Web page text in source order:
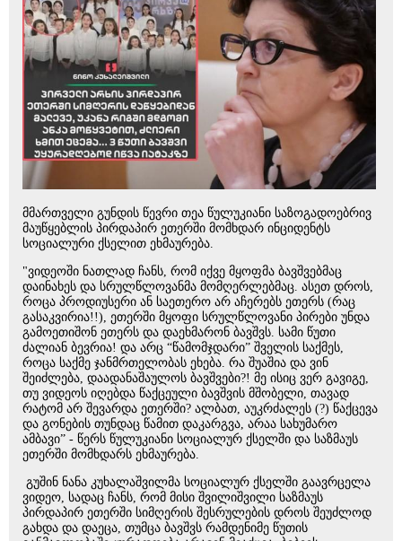
მმართველი გუნდის წევრი თეა წულუკიანი საზოგადოებრივ
მაუწყებლის პირდაპირ ეთერში მომხდარ ინციდენტს
სოციალური ქსელით ეხმაურება.
"ვიდეოში ნათლად ჩანს, რომ იქვე მყოფმა ბავშვებმაც
დაინახეს და სრულწლოვანმა მომღერლებმაც. ასეთ დროს,
როცა პროდიუსერი ან საეთერო არ აჩერებს ეთერს (რაც
გასაკვირია!!), ეთერში მყოფი სრულწლოვანი პირები უნდა
გამოეთიშონ ეთერს და დაეხმარონ ბავშვს. სამი წუთი
ძალიან ბევრია! და არც “წამომჯდარი” შველის საქმეს,
როცა საქმე ჯანმრთელობას ეხება. რა შუაშია და ვინ
შეიძლება, დაადანაშაულოს ბავშვები?! მე ისიც ვერ გავიგე,
თუ ვიდეოს იღებდა წაქცეული ბავშვის მშობელი, თავად
რატომ არ შევარდა ეთერში? ალბათ, აუკრძალეს (?) წაქცევა
და გონების თუნდაც წამით დაკარგვა, არაა სახუმარო
ამბავი” - წერს წულუკიანი სოციალურ ქსელში და საზმაუს
ეთერში მომხდარს ეხმაურება.
გუშინ ნანა კუხალაშვილმა სოციალურ ქსელში გაავრცელა
ვიდეო, სადაც ჩანს, რომ მისი შვილიშვილი საზმაუს
პირდაპირ ეთერში სიმღერის შესრულების დროს შეუძლოდ
გახდა და დაეცა, თუმცა ბავშვს რამდენიმე წუთის